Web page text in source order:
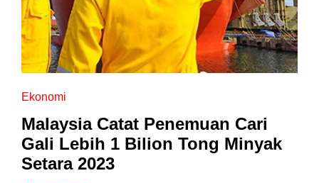
Ekonomi
Malaysia Catat Penemuan Cari
Gali Lebih 1 Bilion Tong Minyak
Setara 2023